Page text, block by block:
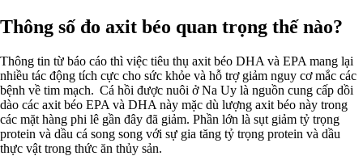
Thông số đo axit béo quan trọng thế nào?
Thông tin từ báo cáo thì việc tiêu thụ axit béo DHA và EPA mang lại
nhiều tác động tích cực cho sức khỏe và hỗ trợ giảm nguy cơ mắc các
bệnh về tim mạch. Cá hồi được nuôi ở Na Uy là nguồn cung cấp dồi
dào các axit béo EPA và DHA này mặc dù lượng axit béo này trong
các mặt hàng phi lê gần đây đã giảm. Phần lớn là sụt giảm tỷ trọng
protein và dầu cá song song với sự gia tăng tỷ trọng protein và dầu
thực vật trong thức ăn thủy sản.